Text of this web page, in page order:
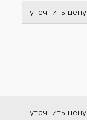
уточнить цену
уточнить цену